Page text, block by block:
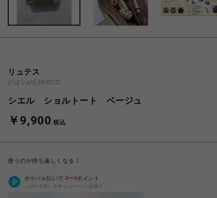
リュテス
ひばりが丘PARCO
シエル ショルトート ベージュ
￥9,900 税込
使うのが待ち遠しくなる！
ポケパル払いで 0〜0ポイント
（1P=1円）※キャンペーン分除く